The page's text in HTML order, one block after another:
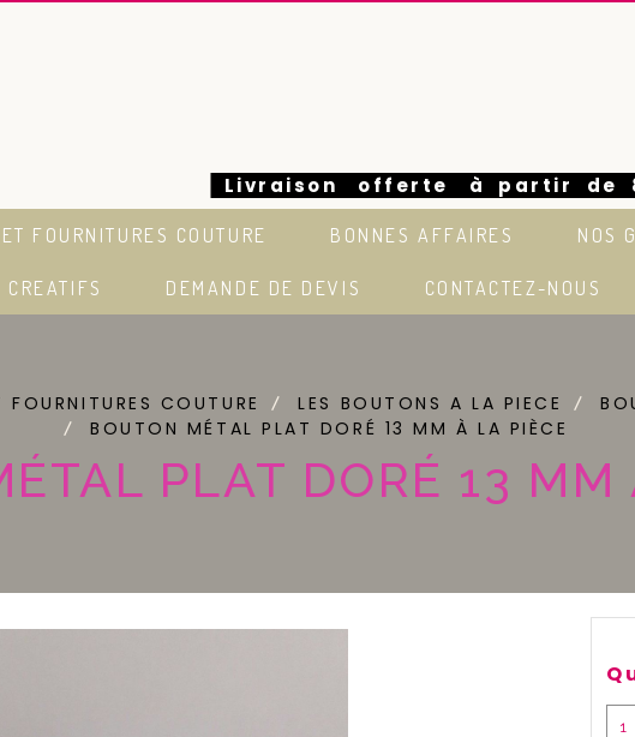
Livraison offerte à partir de
euros en France
FOURNITURES COUTURE BONNES AFFAIRES NOS
DEMANDE DE DEVIS CONTACTEZ-NOUS
COUTURE LES BOUTONS A LA PIECE
BOUTON MÉTAL PLAT DORÉ 13 MM À LA PIÈCE
PLAT DORÉ 13 MM
1